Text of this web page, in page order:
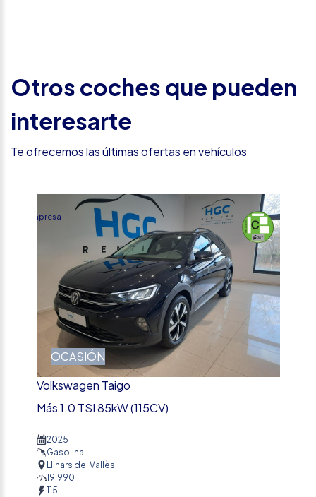
Otros coches que pueden
interesarte
Te ofrecemos las últimas ofertas en vehículos
OCASIÓN
Empresa
Volkswagen Taigo
Más 1.0 TSI 85kW (115CV)
2025
Gasolina
Llinars del Vallès
19.990
115